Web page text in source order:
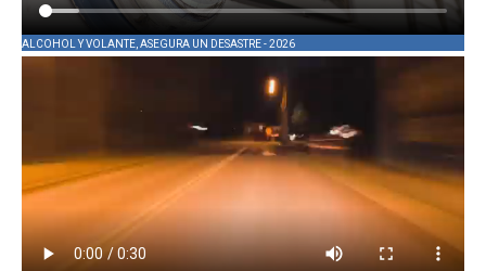
ALCOHOL Y VOLANTE, ASEGURA UN DESASTRE - 2026